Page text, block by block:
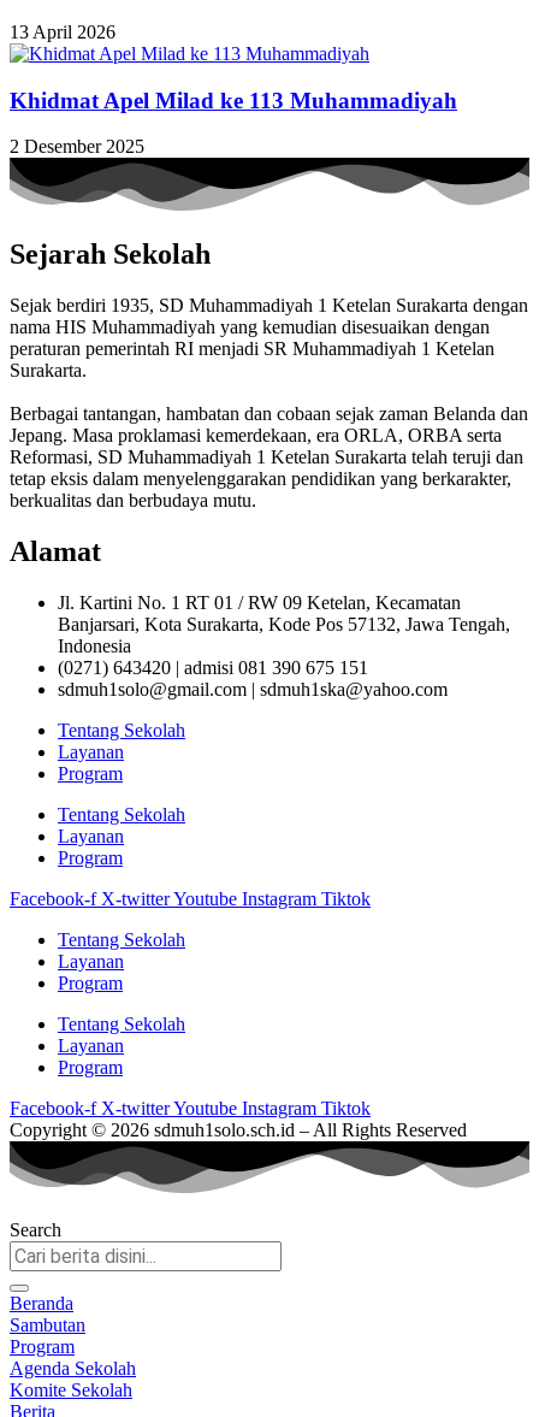
13 April 2026
Khidmat Apel Milad ke 113 Muhammadiyah
2 Desember 2025
Sejarah Sekolah
Sejak berdiri 1935, SD Muhammadiyah 1 Ketelan Surakarta dengan
nama HIS Muhammadiyah yang kemudian disesuaikan dengan
peraturan pemerintah RI menjadi SR Muhammadiyah 1 Ketelan
Surakarta.
Berbagai tantangan, hambatan dan cobaan sejak zaman Belanda dan
Jepang. Masa proklamasi kemerdekaan, era ORLA, ORBA serta
Reformasi, SD Muhammadiyah 1 Ketelan Surakarta telah teruji dan
tetap eksis dalam menyelenggarakan pendidikan yang berkarakter,
berkualitas dan berbudaya mutu.
Alamat
Jl. Kartini No. 1 RT 01 / RW 09 Ketelan, Kecamatan
Banjarsari, Kota Surakarta, Kode Pos 57132, Jawa Tengah,
Indonesia
(0271) 643420 | admisi 081 390 675 151
sdmuh1solo@gmail.com | sdmuh1ska@yahoo.com
Tentang Sekolah
Layanan
Program
Tentang Sekolah
Layanan
Program
Facebook-f X-twitterYoutube Instagram Tiktok
Tentang Sekolah
Layanan
Program
Tentang Sekolah
Layanan
Program
Facebook-f X-twitterYoutube Instagram Tiktok
Copyright © 2026 sdmuh1solo.sch.id – All Rights Reserved
Search
Beranda
Sambutan
Program
Agenda Sekolah
Komite Sekolah
Berita